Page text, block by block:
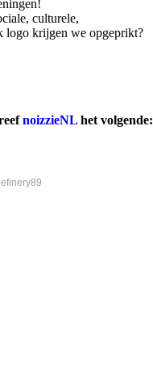
culturele,
logo krijgen we opgeprikt?
noizzieNL het volgende: